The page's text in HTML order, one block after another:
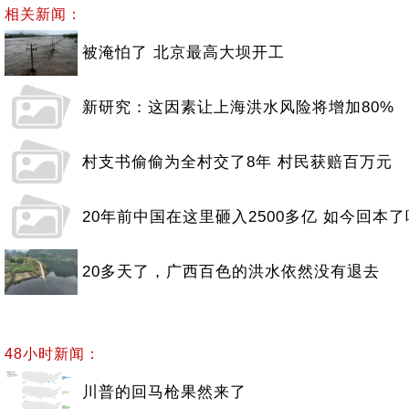
相关新闻：
被淹怕了 北京最高大坝开工
新研究：这因素让上海洪水风险将增加80%
村支书偷偷为全村交了8年 村民获赔百万元
20年前中国在这里砸入2500多亿 如今回本了
20多天了，广西百色的洪水依然没有退去
48小时新闻：
川普的回马枪果然来了